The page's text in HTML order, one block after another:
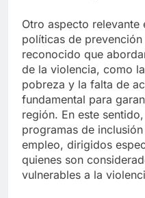
Otro aspecto relevante
políticas de
reconocido que
de la violencia, como
pobreza y la falta de
fundamental para
región. En este
programas de
empleo, dirigidos
quienes son
vulnerables a la